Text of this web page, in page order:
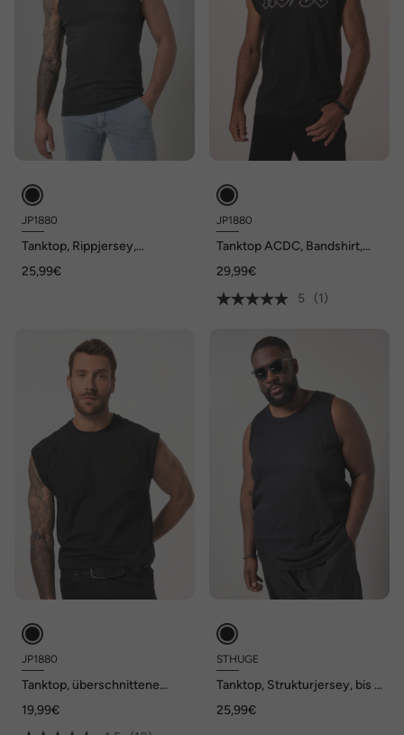
JP1880
Tanktop, Rippjersey,
25,99€
JP1880
Tanktop ACDC, Bandshirt,
29,99€
5
(1)
JP1880
Tanktop, überschnittene
19,99€
STHUGE
Tanktop, Strukturjersey, bis 8
25,99€